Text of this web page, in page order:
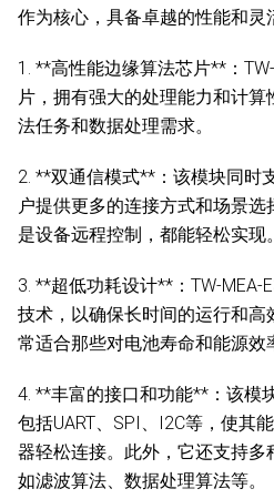
作为核心，具备卓越的性能和灵
1. **高性能边缘算法芯片**：
片，拥有强大的处理能力和计
法任务和数据处理需求。
2. **双通信模式**：该模块同时
户提供更多的连接方式和场景
是设备远程控制，都能轻松实现。
3. **超低功耗设计**：TW-MEA-
技术，以确保长时间的运行和
常适合那些对电池寿命和能源效
4. **丰富的接口和功能**：该模
包括UART、SPI、I2C等，使其
器轻松连接。此外，它还支持
如滤波算法、数据处理算法等。